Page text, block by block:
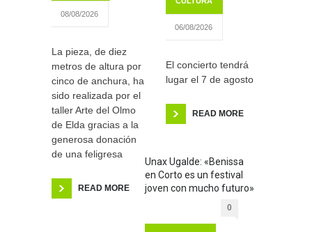
08/08/2026
La pieza, de diez
metros de altura por
cinco de anchura, ha
sido realizada por el
taller Arte del Olmo
de Elda gracias a la
generosa donación
de una feligresa
READ MORE
06/08/2026
El concierto tendrá
lugar el 7 de agosto
READ MORE
Unax Ugalde: «Benissa
en Corto es un festival
joven con mucho futuro»
0